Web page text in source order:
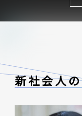
新社会人